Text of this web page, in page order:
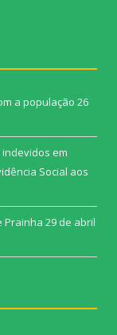
a população 26
em
Social aos
Prainha 29 de abril